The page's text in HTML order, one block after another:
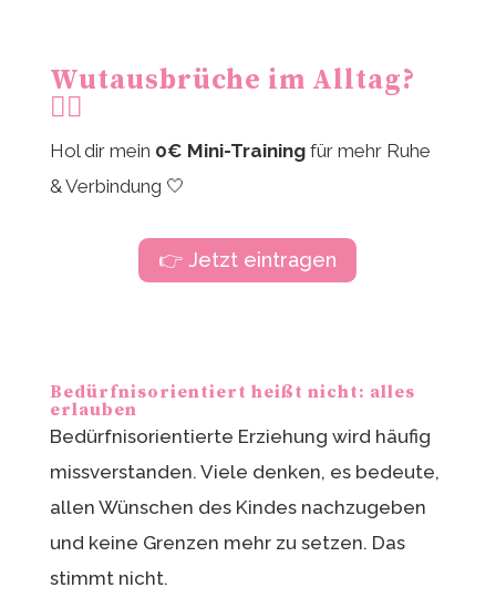
Wutausbrüche im Alltag?
😮‍💨
Hol dir mein 0€ Mini-Trainingfür mehr Ruhe
& Verbindung 🤍
👉 Jetzt eintragen
Bedürfnisorientiert heißt nicht: alles
erlauben
Bedürfnisorientierte Erziehung wird häufig
missverstanden. Viele denken, es bedeute,
allen Wünschen des Kindes nachzugeben
und keine Grenzen mehr zu setzen. Das
stimmt nicht.